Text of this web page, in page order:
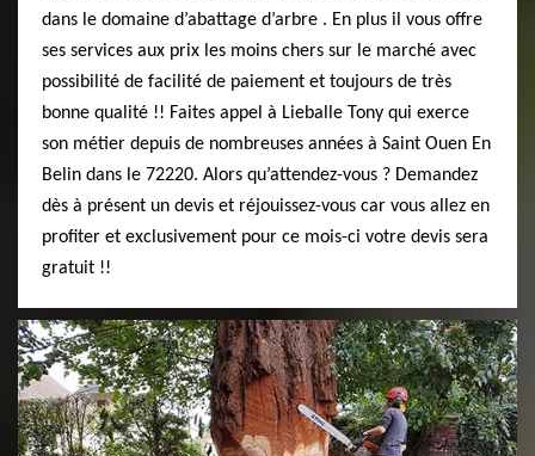
dans le domaine d’abattage d’arbre . En plus il vous offre
ses services aux prix les moins chers sur le marché avec
possibilité de facilité de paiement et toujours de très
bonne qualité !! Faites appel à Lieballe Tony qui exerce
son métier depuis de nombreuses années à Saint Ouen En
Belin dans le 72220. Alors qu’attendez-vous ? Demandez
dès à présent un devis et réjouissez-vous car vous allez en
profiter et exclusivement pour ce mois-ci votre devis sera
gratuit !!